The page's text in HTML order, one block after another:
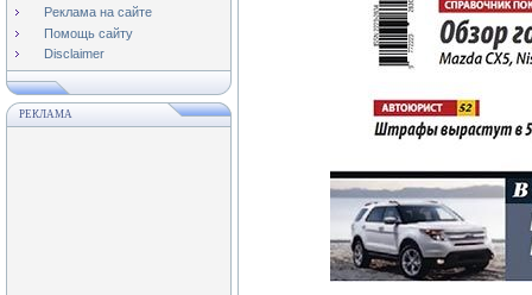
Реклама на сайте
Помощь сайту
Disclaimer
РЕКЛАМА